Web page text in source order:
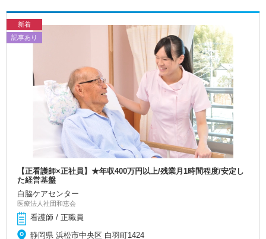
新着
記事あり
【正看護師×正社員】★年収400万円以上/残業月1時間程度/安定し
た経営基盤
白脇ケアセンター
医療法人社団和恵会
看護師 / 正職員
静岡県 浜松市中央区 白羽町1424